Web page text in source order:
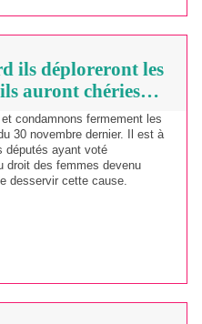
ils déploreront les
auront chéries…
condamnons fermement les
30 novembre dernier. Il est à
députés ayant voté
droit des femmes devenu
desservir cette cause.